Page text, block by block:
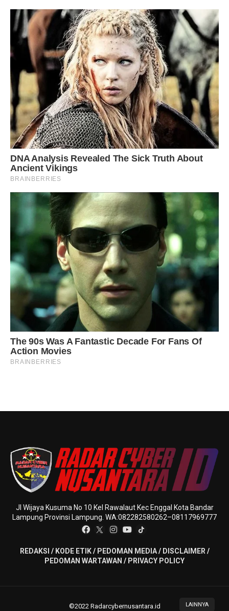
LAINNYA
Jl Wijaya Kusuma No 10 Kel Rawalaut Kec Enggal Kota Bandar
Lampung Provinsi Lampung. WA:082282580262–08117969777
REDAKSI / KODE ETIK/ PEDOMAN MEDIA/ DISCLAIMER /
PEDOMAN WARTAWAN / PRIVACY POLICY
©2022 Radarcybernusantara.id